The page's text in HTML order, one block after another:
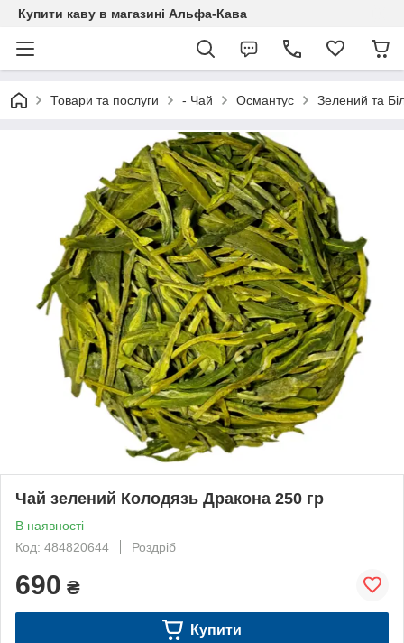
Купити каву в магазині Альфа-Кава
Товари та послуги - Чай Османтус Зелений та
Чай зелений Колодязь Дракона 250 гр
В наявності
Код: 484820644
Роздріб
690 ₴
Купити